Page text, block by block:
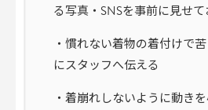
る写真・SNSを事前に見せて
・慣れない着物の着付けで
にスタッフへ伝える
・着崩れしないように動き